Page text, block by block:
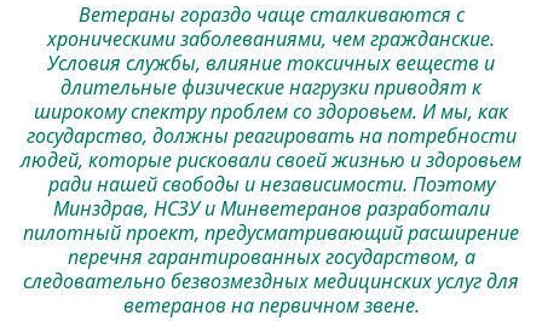
Ветераны гораздо чаще сталкиваются с
хроническими заболеваниями, чем гражданские.
Условия службы, влияние токсичных веществ и
длительные физические нагрузки приводят к
широкому спектру проблем со здоровьем. И мы, как
государство, должны реагировать на потребности
людей, которые рисковали своей жизнью и здоровьем
ради нашей свободы и независимости. Поэтому
Минздрав, НСЗУ и Минветеранов разработали
пилотный проект, предусматривающий расширение
перечня гарантированных государством, а
следовательно безвозмездных медицинских услуг для
ветеранов на первичном звене.